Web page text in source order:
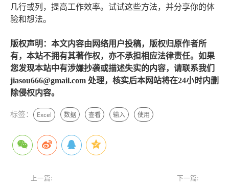
几行或列，提高工作效率。试试这些方法，并分享你的体
验和想法。
版权声明：本文内容由网络用户投稿，版权归原作者所
有，本站不拥有其著作权，亦不承担相应法律责任。如果
您发现本站中有涉嫌抄袭或描述失实的内容，请联系我们
jiasou666@gmail.com 处理，核实后本网站将在24小时内删
除侵权内容。
标签： Excel 数据 查看 输入 使用
上一篇: 下一篇: